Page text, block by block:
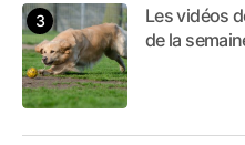
Les vidéos
de la